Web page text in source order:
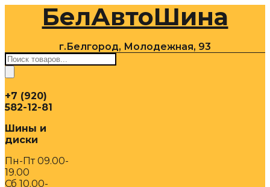
содержимомуБелАвтоШина
г.Белгород, Молодежная, 93
Поиск
товаров
+7 (920)
582-12-81
Шины и
диски
Пн-Пт 09.00-
19.00
Сб 10.00-